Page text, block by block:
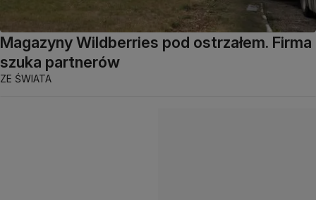
Magazyny Wildberries pod ostrzałem. Firma
szuka partnerów
ZE ŚWIATA